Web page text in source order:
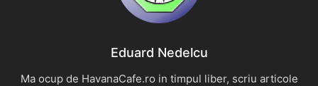
Eduard Nedelcu
Ma ocup de HavanaCafe.ro in timpul liber, scriu articole